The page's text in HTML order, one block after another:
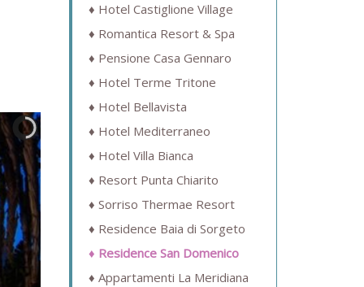
Hotel Castiglione Village
Romantica Resort & Spa
Pensione Casa Gennaro
Hotel Terme Tritone
Hotel Bellavista
Hotel Mediterraneo
Hotel Villa Bianca
Resort Punta Chiarito
Sorriso Thermae Resort
Residence Baia di Sorgeto
Residence San Domenico
Appartamenti La Meridiana